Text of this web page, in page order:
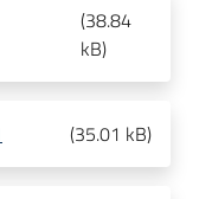
(38.84
kB)
(35.01 kB)